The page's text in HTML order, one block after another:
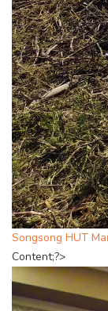
Songsong HUT
Content;?>